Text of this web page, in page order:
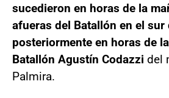
sucedieron en horas de la
afueras del Batallón en el sur
posteriormente en horas de
Batallón Agustín Codazzi del
Palmira.